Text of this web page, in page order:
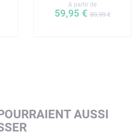
A partir de
59,95 €89,99 €
AUSSI